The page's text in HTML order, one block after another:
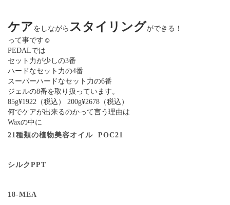
ケア をしながら スタイリングができる！
って事です☺︎
PEDALでは
セット力が少しの3番
ハードなセット力の4番
スーパーハードなセット力の6番
ジェルの8番を取り扱っています。
85g¥1922（税込） 200g¥2678（税込）
何でケアが出来るのかって言う理由は
Waxの中に
21種類の植物美容オイル POC21
シルクPPT
18-MEA